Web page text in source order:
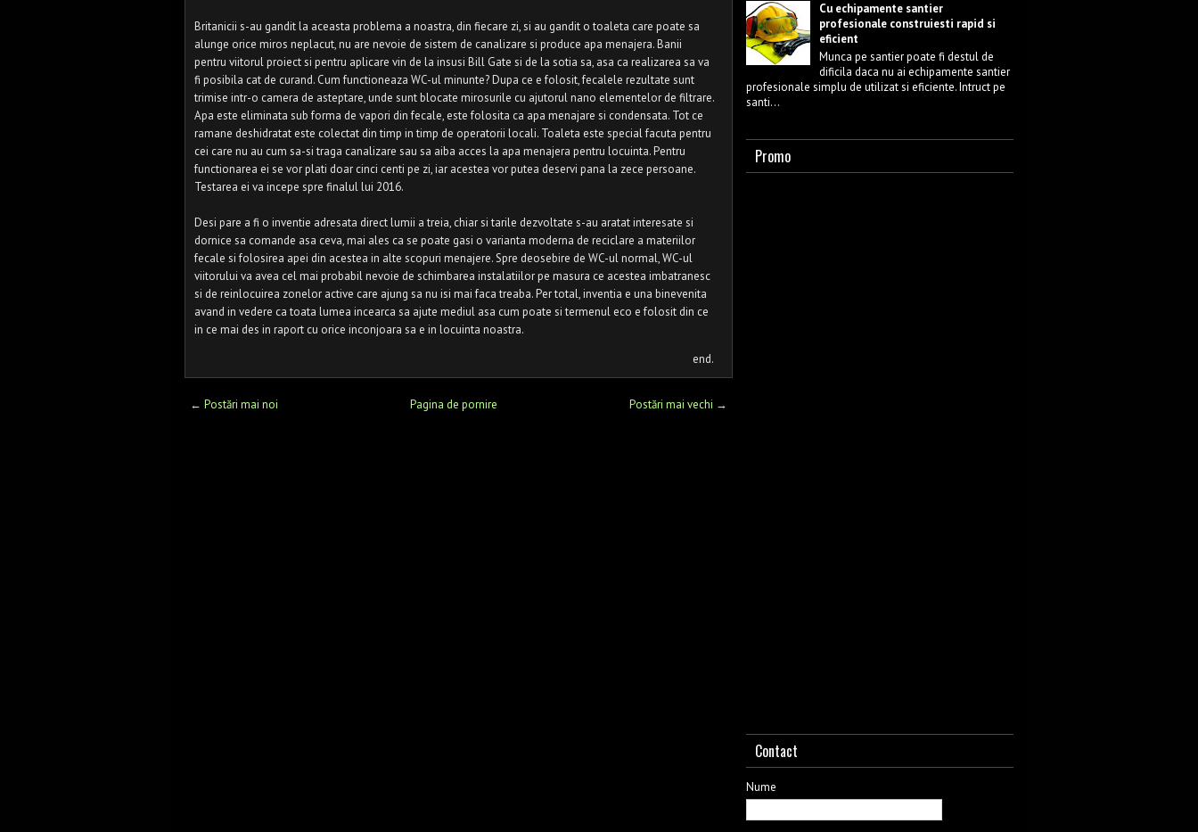
Britanicii s-au gandit la aceasta problema a noastra, din fiecare zi, si au gandit o toaleta care poate sa
alunge orice miros neplacut, nu are nevoie de sistem de canalizare si produce apa menajera. Banii
pentru viitorul proiect si pentru aplicare vin de la insusi Bill Gate si de la sotia sa, asa ca realizarea sa va
fi posibila cat de curand. Cum functioneaza WC-ul minunte? Dupa ce e folosit, fecalele rezultate sunt
trimise intr-o camera de asteptare, unde sunt blocate mirosurile cu ajutorul nano elementelor de filtrare.
Apa este eliminata sub forma de vapori din fecale, este folosita ca apa menajare si condensata. Tot ce
ramane deshidratat este colectat din timp in timp de operatorii locali. Toaleta este special facuta pentru
cei care nu au cum sa-si traga canalizare sau sa aiba acces la apa menajera pentru locuinta. Pentru
functionarea ei se vor plati doar cinci centi pe zi, iar acestea vor putea deservi pana la zece persoane.
Testarea ei va incepe spre finalul lui 2016.
Desi pare a fi o inventie adresata direct lumii a treia, chiar si tarile dezvoltate s-au aratat interesate si
dornice sa comande asa ceva, mai ales ca se poate gasi o varianta moderna de reciclare a materiilor
fecale si folosirea apei din acestea in alte scopuri menajere. Spre deosebire de WC-ul normal, WC-ul
viitorului va avea cel mai probabil nevoie de schimbarea instalatiilor pe masura ce acestea imbatranesc
si de reinlocuirea zonelor active care ajung sa nu isi mai faca treaba. Per total, inventia e una binevenita
avand in vedere ca toata lumea incearca sa ajute mediul asa cum poate si termenul eco e folosit din ce
in ce mai des in raport cu orice inconjoara sa e in locuinta noastra.
end.
← Postări mai noi Postări mai vechi →
Pagina de pornire
Cu echipamente santier
profesionale construiesti rapid si
eficient
Munca pe santier poate fi destul de
dificila daca nu ai echipamente santier
profesionale simplu de utilizat si eficiente. Intruct pe
santi...
Promo
Contact
Nume